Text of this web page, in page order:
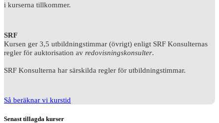
i kurserna tillkommer.
SRF
Kursen ger 3,5 utbildningstimmar (övrigt) enligt SRF Konsulternas
regler för auktorisation av redovisningskonsulter.
SRF Konsulterna har särskilda regler för utbildningstimmar.
Så beräknar vi kurstid
Senast tillagda kurser